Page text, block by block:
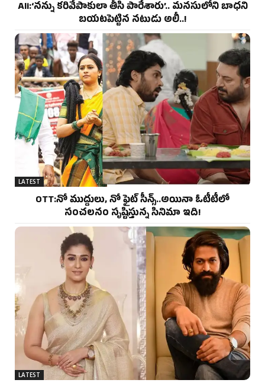
Ali:‘నన్ను కరివేపాకులా తీసి పారేశారు’.. మనసులోని బాధని
బయటపెట్టిన నటుడు అలీ..!
LATEST
OTT:నో ముద్దులు, నో ఫైట్ సీన్స్..అయినా ఓటీటీలో
సంచలనం సృష్టిస్తున్న సినిమా ఇది!
LATEST